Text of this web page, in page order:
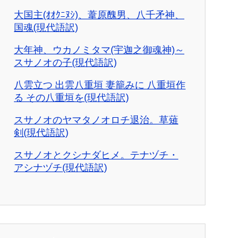
大国主(ｵｵｸﾆﾇｼ)、葦原醜男、八千矛神、
国魂(現代語訳)
大年神、ウカノミタマ(宇迦之御魂神)～
スサノオの子(現代語訳)
八雲立つ 出雲八重垣 妻籠みに 八重垣作
る その八重垣を(現代語訳)
スサノオのヤマタノオロチ退治。草薙
剣(現代語訳)
スサノオとクシナダヒメ。テナヅチ・
アシナヅチ(現代語訳)